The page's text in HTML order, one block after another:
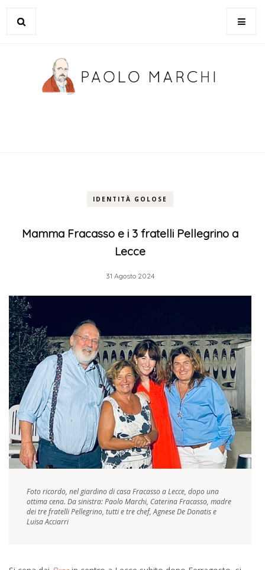
IDENTITÀ GOLOSE
Mamma Fracasso e i 3 fratelli Pellegrino a
Lecce
31 Agosto 2024
Foto ricordo, nel giardino di casa Fracasso a Lecce, dopo una
ottima cena. Da sinistra: Paolo Marchi, Caterina Fracasso, madre
dei tre fratelli Pellegrino, tutti e tre chef, Agnese De Donatis e
Luisa Acciarri